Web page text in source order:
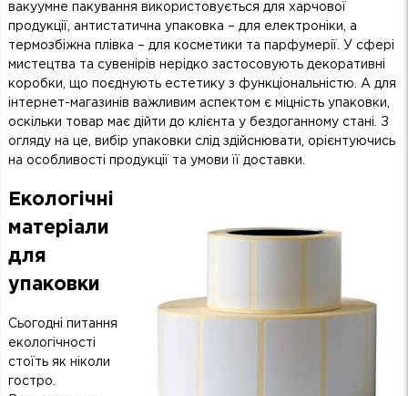
вакуумне пакування використовується для харчової
продукції, антистатична упаковка – для електроніки, а
термозбіжна плівка – для косметики та парфумерії. У сфері
мистецтва та сувенірів нерідко застосовують декоративні
коробки, що поєднують естетику з функціональністю. А для
інтернет-магазинів важливим аспектом є міцність упаковки,
оскільки товар має дійти до клієнта у бездоганному стані. З
огляду на це, вибір упаковки слід здійснювати, орієнтуючись
на особливості продукції та умови її доставки.
Екологічні
матеріали
для
упаковки
Сьогодні питання
екологічності
стоїть як ніколи
гостро.